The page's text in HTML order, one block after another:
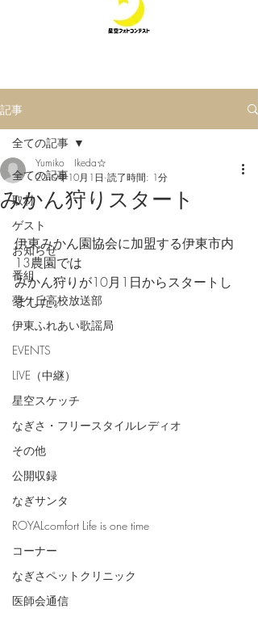
記事
全ての記事
取材
ゲスト
お知らせ
番組
夢ケ丘高校放送部
伊東ふれあい歌謡局
EVENTS
LIVE（中継）
星空スケッチ
なぎさ・フリースタイルレディオ
その他
公開収録
なぎサンタ
ROYALcomfort Life is one time
コーナー
なぎさペットクリニック
医師会通信
全ての記事
みかん狩りスタート
Yumiko Ikeda☆
2019年10月1日 読了時間: 1分
伊東みかん園協会に加盟する伊東市内
13農園では
みかん狩りが10月1日からスタートし
ました。